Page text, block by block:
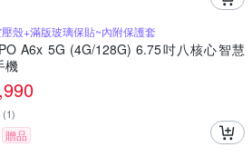
殼+滿版玻璃保貼~內附保護套
A6x 5G (4G/128G) 6.75吋八核心智慧
機
(1)
贈品